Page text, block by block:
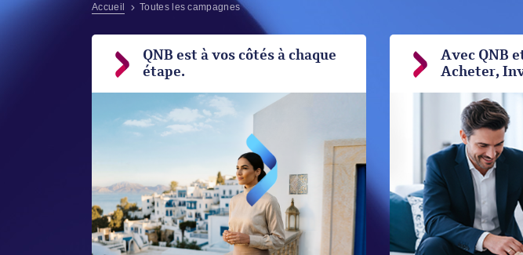
Accueil Toutes les campagnes
QNB est à vos côtés à chaque
étape.
Avec QNB
Acheter,